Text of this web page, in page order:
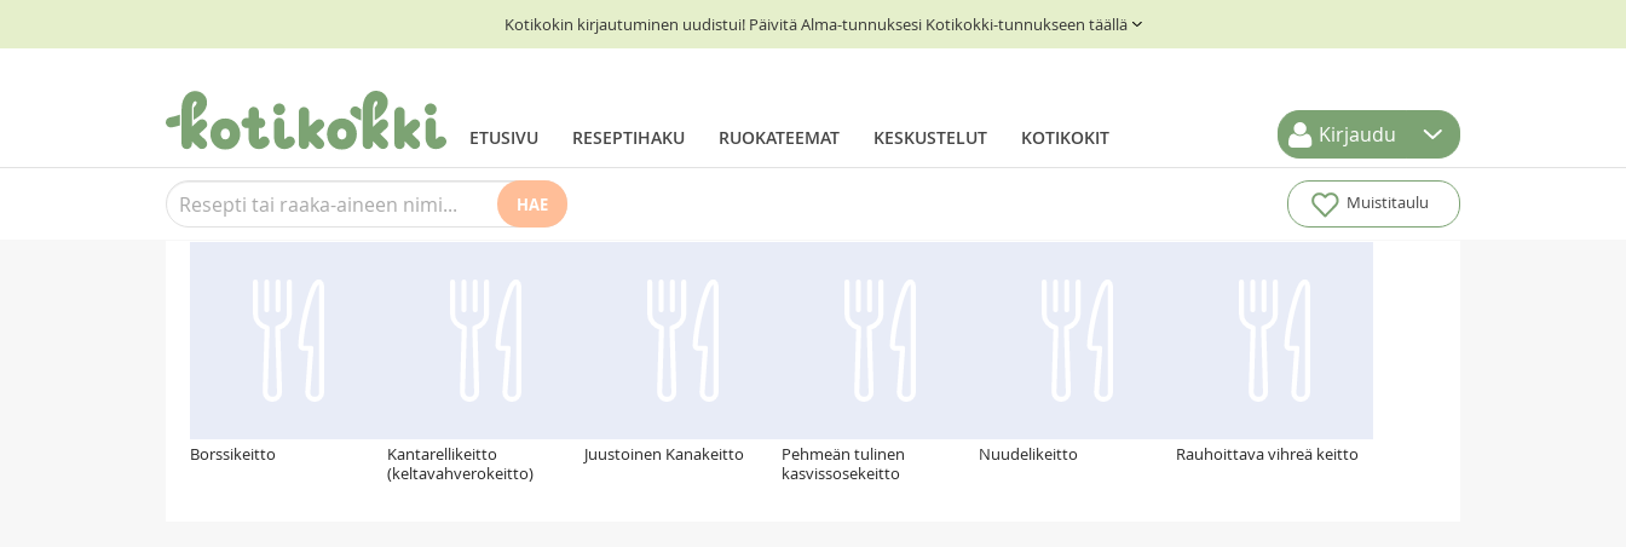
Kotikokin kirjautuminen uudistui! Päivitä Alma-tunnuksesi Kotikokki-tunnukseen täällä
ETUSIVU RESEPTIHAKU RUOKATEEMAT KESKUSTELUT KOTIKOKIT Kirjaudu
HAE Muistitaulu
Suosittelemme myös
Borssikeitto
Kantarellikeitto
(keltavahverokeitto)
Juustoinen Kanakeitto
Pehmeän tulinen
kasvissosekeitto
Nuudelikeitto Rauhoittava vihreä keitto